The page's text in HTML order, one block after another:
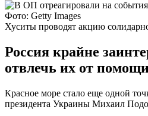
Фото: Getty Images
Хуситы проводят акцию
Россия крайне
отвлечь их от
Красное море стало еще одной
президента Украины Михаил